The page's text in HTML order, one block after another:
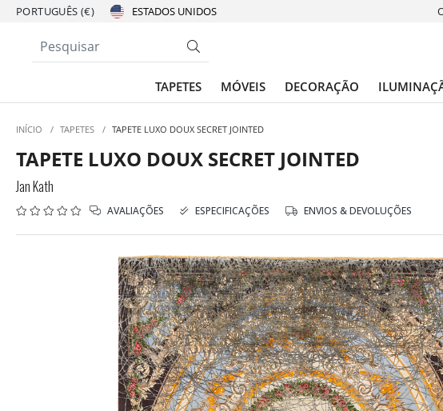
PORTUGUÊS (€)
TAPETES MÓVEIS DECORAÇÃO
INÍCIO / TAPETES / TAPETE LUXO DOUX SECRET JOINTED
TAPETE LUXO DOUX SECRET JOINTED
Jan Kath
AVALIAÇÕES ESPECIFICAÇÕES ENVIOS & DEVOLUÇÕES